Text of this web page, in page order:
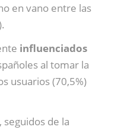
en vano entre las
influenciados
al tomar la
usuarios (70,5%)
de la